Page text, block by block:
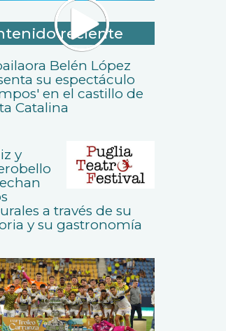
reciente
Belén López
su espectáculo
en el castillo de
Catalina
y
a través de su
y su gastronomía